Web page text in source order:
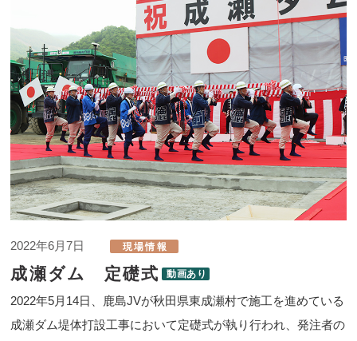
2022年6月7日
成瀬ダム 定礎式
2022年5月14日、鹿島JVが秋田県東成瀬村で施工を進めている
成瀬ダム堤体打設工事において定礎式が執り行われ、発注者の